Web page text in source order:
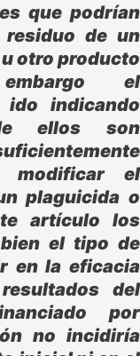
que podrían
de un
otro producto
el
indicando
ellos son
modificar el
plaguicida o
artículo los
el tipo de
en la eficacia
del
por
no incidiría